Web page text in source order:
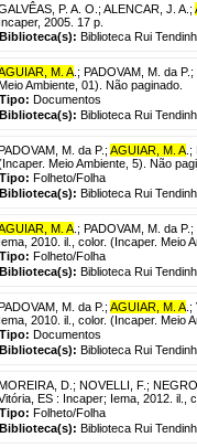
P. A. O. ; ALENCAR, J. A. ;
Incaper, 2005. 17 p.
Biblioteca(s): Biblioteca Rui
M. A ; PADOVAM, M. da P. ;
Ambiente, 01). Não paginado.
Tipo: Documentos
Biblioteca(s): Biblioteca Rui
M. da P. ; AGUIAR, M. A ;
Meio Ambiente, 5). Não
Tipo: Folheto/Folha
Biblioteca(s): Biblioteca Rui
M. A ; PADOVAM, M. da P. ;
Iema, 2010. il., color. (Incaper. Meio
Tipo: Folheto/Folha
Biblioteca(s): Biblioteca Rui
M. da P. ; AGUIAR, M. A ;
Iema, 2010. il., color. (Incaper. Meio
Tipo: Documentos
Biblioteca(s): Biblioteca Rui
D. ; NOVELLI, F. ;
ES : Incaper; Iema, 2012. il.,
Tipo: Folheto/Folha
Biblioteca(s): Biblioteca Rui